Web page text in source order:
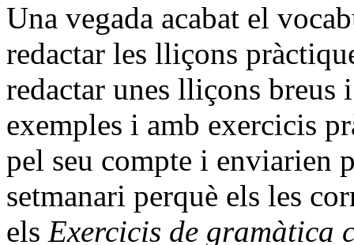
Una vegada acabat el
redactar les lliçons
redactar unes lliçons breus
exemples i amb exercicis
pel seu compte i enviarien
setmanari perquè els les
els Exercicis de gramàtica